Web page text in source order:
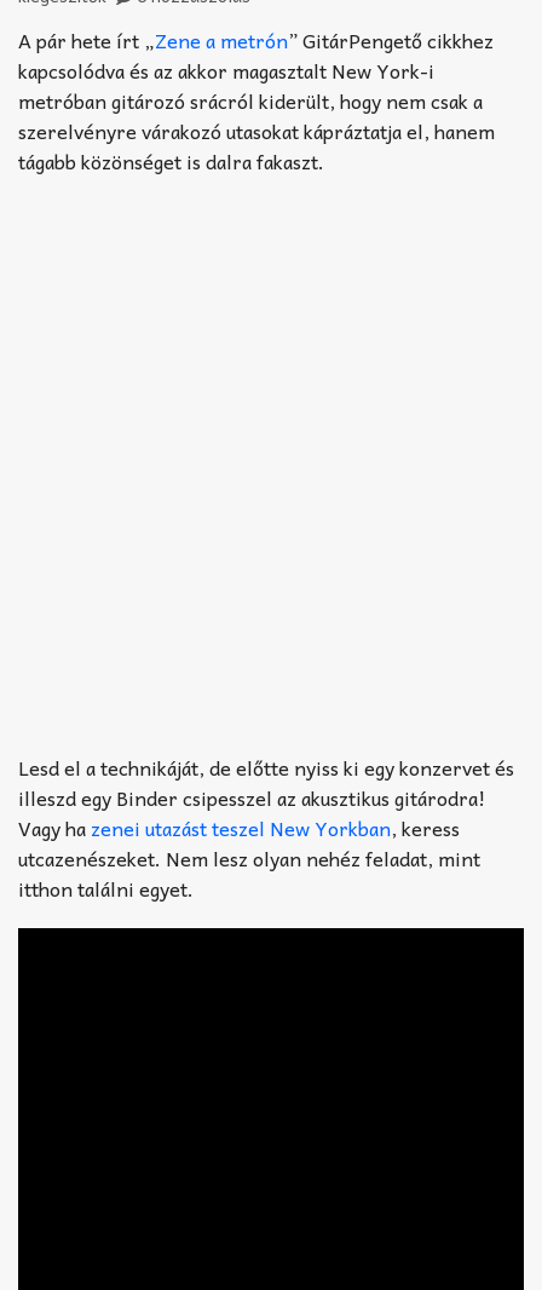
TABok
Improvizáció
A pár hete írt „Zene a metrón” GitárPengető cikkhez
kapcsolódva és az akkor magasztalt New York-i
metróban gitározó srácról kiderült, hogy nem csak a
szerelvényre várakozó utasokat kápráztatja el, hanem
tágabb közönséget is dalra fakaszt.
Lesd el a technikáját, de előtte nyiss ki egy konzervet és
illeszd egy Binder csipesszel az akusztikus gitárodra!
Vagy hazenei utazást teszel New Yorkban, keress
utcazenészeket. Nem lesz olyan nehéz feladat, mint
itthon találni egyet.